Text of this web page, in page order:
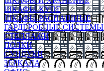
ШКАФЫ-КУПЕ
ШКАФЫ-РАСПАШНЫЕ
ГАРДЕРОБНЫЕ СИСТЕМЫ
СТЕЛЛАЖИ
ПОЛКИ
СУНДУКИ
ЗЕРКАЛА